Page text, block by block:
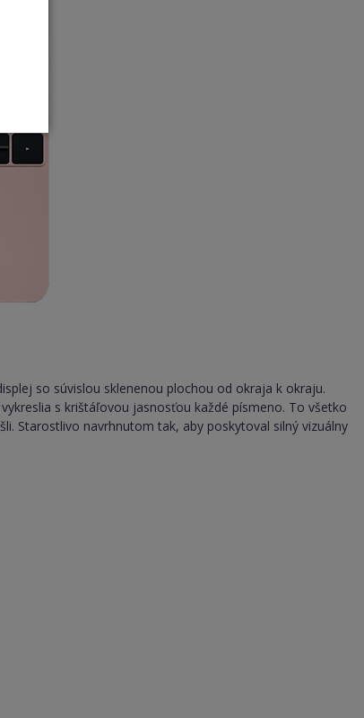
so súvislou sklenenou plochou od okraja k okraju.
s krištáľovou jasnosťou každé písmeno. To všetko
Starostlivo navrhnutom tak, aby poskytoval silný vizuálny